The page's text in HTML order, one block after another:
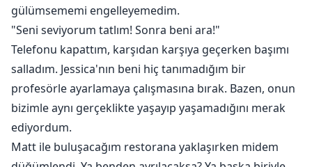
gülümsememi engelleyemedim.
"Seni seviyorum tatlım! Sonra beni ara!"
Telefonu kapattım, karşıdan karşıya geçerken başımı
salladım. Jessica'nın beni hiç tanımadığım bir
profesörle ayarlamaya çalışmasına bırak. Bazen, onun
bizimle aynı gerçeklikte yaşayıp yaşamadığını merak
ediyordum.
Matt ile buluşacağım restorana yaklaşırken midem